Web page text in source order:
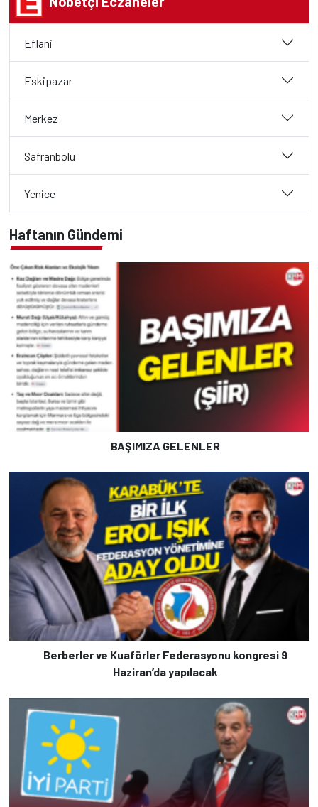
Eflani
Eskipazar
Merkez
Safranbolu
Yenice
Haftanın Gündemi
BAŞIMIZA GELENLER
Berberler ve Kuaförler Federasyonu kongresi 9
Haziran’da yapılacak